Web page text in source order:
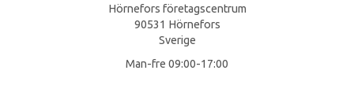
Hörnefors företagscentrum
90531 Hörnefors
Sverige
Man-fre 09:00-17:00